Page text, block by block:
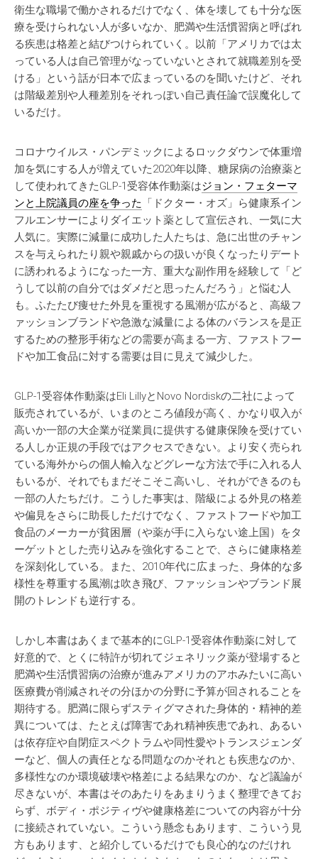
衛生な職場で働かされるだけでなく、体を壊しても十分な医
療を受けられない人が多いなか、肥満や生活慣習病と呼ばれ
る疾患は格差と結びつけられていく。以前「アメリカでは太
っている人は自己管理がなっていないとされて就職差別を受
ける」という話が日本で広まっているのを聞いたけど、それ
は階級差別や人種差別をそれっぽい自己責任論で誤魔化して
いるだけ。
コロナウイルス・パンデミックによるロックダウンで体重増
加を気にする人が増えていた2020年以降、糖尿病の治療薬と
して使われてきたGLP-1受容体作動薬はジョン・フェターマ
ンと上院議員の座を争った
「ドクター・オズ」ら健康系イン
フルエンサーによりダイエット薬として宣伝され、一気に大
人気に。実際に減量に成功した人たちは、急に出世のチャン
スを与えられたり親や親戚からの扱いが良くなったりデート
に誘われるようになった一方、重大な副作用を経験して「ど
うして以前の自分ではダメだと思ったんだろう」と悩む人
も。ふたたび痩せた外見を重視する風潮が広がると、高級フ
ァッションブランドや急激な減量による体のバランスを是正
するための整形手術などの需要が高まる一方、ファストフー
ドや加工食品に対する需要は目に見えて減少した。
GLP-1受容体作動薬はEli LillyとNovo Nordiskの二社によって
販売されているが、いまのところ値段が高く、かなり収入が
高いか一部の大企業が従業員に提供する健康保険を受けてい
る人しか正規の手段ではアクセスできない。より安く売られ
ている海外からの個人輸入などグレーな方法で手に入れる人
もいるが、それでもまだそこそこ高いし、それができるのも
一部の人たちだけ。こうした事実は、階級による外見の格差
や偏見をさらに助長しただけでなく、ファストフードや加工
食品のメーカーが貧困層（や薬が手に入らない途上国）をタ
ーゲットとした売り込みを強化することで、さらに健康格差
を深刻化している。また、2010年代に広まった、身体的な多
様性を尊重する風潮は吹き飛び、ファッションやブランド展
開のトレンドも逆行する。
しかし本書はあくまで基本的にGLP-1受容体作動薬に対して
好意的で、とくに特許が切れてジェネリック薬が登場すると
肥満や生活慣習病の治療が進みアメリカのアホみたいに高い
医療費が削減されその分ほかの分野に予算が回されることを
期待する。肥満に限らずスティグマされた身体的・精神的差
異については、たとえば障害であれ精神疾患であれ、あるい
は依存症や自閉症スペクトラムや同性愛やトランスジェンダ
ーなど、個人の責任となる問題なのかそれとも疾患なのか、
多様性なのか環境破壊や格差による結果なのか、など議論が
尽きないが、本書はそのあたりをあまりうまく整理できてお
らず、ボディ・ポジティヴや健康格差についての内容が十分
に接続されていない。こういう懸念もあります、こういう見
方もあります、と紹介しているだけでも良心的なのだけれ